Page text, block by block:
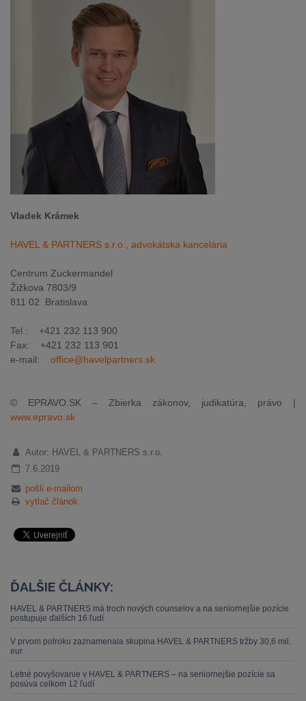
Vladek Krámek
HAVEL & PARTNERS s.r.o., advokátska kancelária
Centrum Zuckermandel
Žižkova 7803/9
811 02 Bratislava
Tel.: +421 232 113 900
Fax: +421 232 113 901
e-mail: office@havelpartners.sk
© EPRAVO.SK – Zbierka zákonov, judikatúra, právo |
www.epravo.sk
Autor: HAVEL & PARTNERS s.r.o.
7.6.2019
pošli e-mailom
vytlač článok
ĎALŠIE ČLÁNKY:
HAVEL & PARTNERS má troch nových counselov a na seniornejšie pozície
postupuje ďalších 16 ľudí
V prvom polroku zaznamenala skupina HAVEL & PARTNERS tržby 30,6 mil.
eur
Letné povyšovanie v HAVEL & PARTNERS – na seniornejšie pozície sa
posúva celkom 12 ľudí